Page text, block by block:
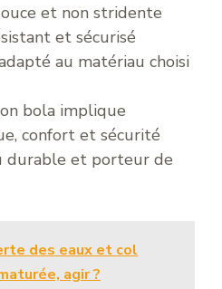
et non stridente
et sécurisé
au matériau choisi
bola implique
confort et sécurité
durable et porteur de
des eaux et col
agir ?